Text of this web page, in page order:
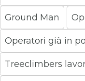
Ground Man
Operatori già in
Treeclimbers